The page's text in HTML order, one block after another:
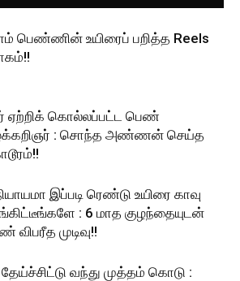
பெண்ணின் உயிரைப் பறித்த Reels
ஏற்றிக் கொல்லப்பட்ட பெண்
: சொந்த அண்ணன் செய்த
இப்படி ரெண்டு உயிரை காவு
: 6 மாத குழந்தையுடன்
விபரீத முடிவு!!
வந்து முத்தம் கொடு :